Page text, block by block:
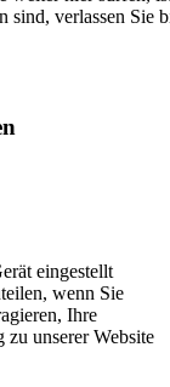
sind, verlassen Sie
eingestellt
wenn Sie
Ihre
zu unserer Website